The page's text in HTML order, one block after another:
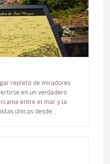
repleto de miradores
en un verdadero
entre el mar y la
únicas desde